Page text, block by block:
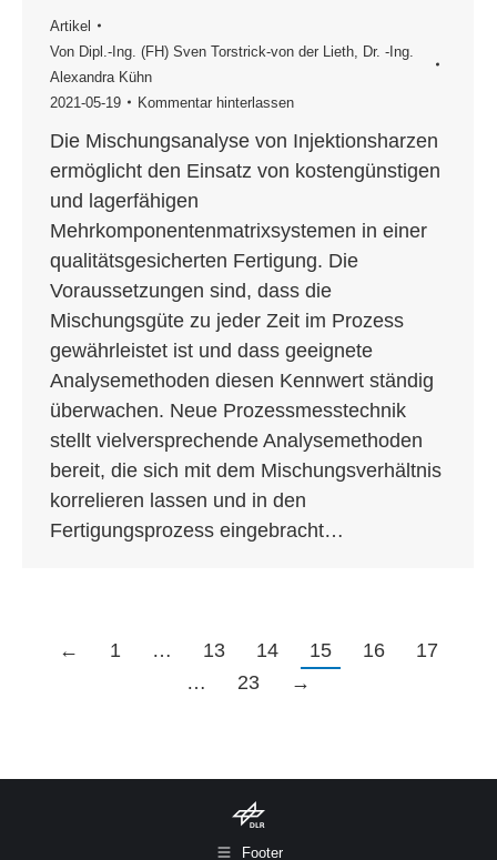
Artikel
Von Dipl.-­Ing. (FH) Sven Torstrick-von der Lieth
Dr. -Ing.
Alexandra Kühn
2021-05-19
Kommentar hinterlassen
Die Mischungsanalyse von Injektionsharzen
ermöglicht den Einsatz von kostengünstigen
und lagerfähigen
Mehrkomponentenmatrixsystemen in einer
qualitätsgesicherten Fertigung. Die
Voraussetzungen sind, dass die
Mischungsgüte zu jeder Zeit im Prozess
gewährleistet ist und dass geeignete
Analysemethoden diesen Kennwert ständig
überwachen. Neue Prozess­messtechnik
stellt vielversprechende Analysemethoden
bereit, die sich mit dem Mischungsverhältnis
korrelieren lassen und in den
Fertigungsprozess eingebracht…
← 1 … 13 14 15 16
17
…
23 →
Footer